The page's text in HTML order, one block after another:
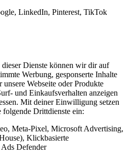
LinkedIn, Pinterest, TikTok
Dienste können wir dir auf
Werbung, gesponserte Inhalte
Webseite oder Produkte
und Einkaufsverhalten anzeigen
Mit deiner Einwilligung setzen
folgende Drittdienste ein:
Meta-Pixel, Microsoft Advertising,
Klickbasierte
Defender